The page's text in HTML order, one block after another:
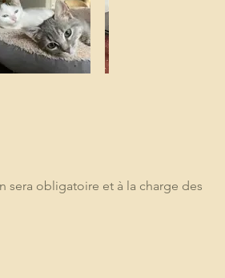
sera obligatoire et à la charge des